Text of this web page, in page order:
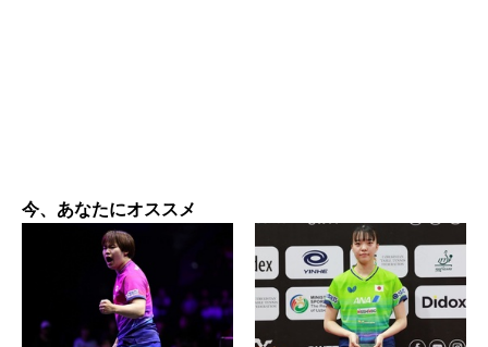
今、あなたにオススメ